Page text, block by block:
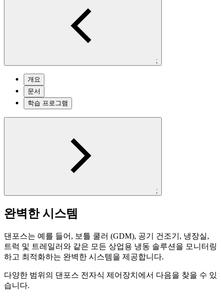
;
개요
문서
학습 프로그램
;
완벽한 시스템
댄포스는 예를 들어, 보틀 쿨러 (GDM), 공기 건조기, 냉장실,
트럭 및 트레일러와 같은 모든 상업용 냉동 솔루션을 모니터링
하고 최적화하는 완벽한 시스템을 제공합니다.
다양한 범위의 댄포스 전자식 제어장치에서 다음을 찾을 수 있
습니다.